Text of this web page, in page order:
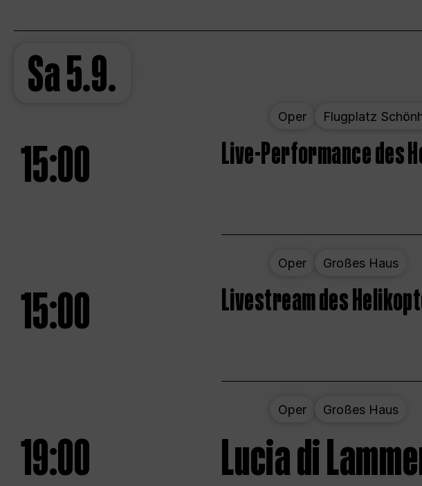
Sa5.9.
Oper Flugplatz
15:00 Live-Performance
Oper Großes Haus
15:00 Livestream des
Oper Großes Haus
19:00 Lucia di